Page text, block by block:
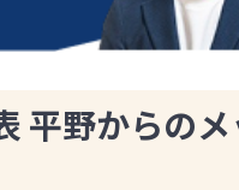
平野からの